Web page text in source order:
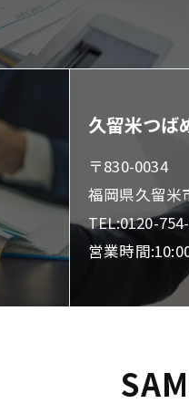
久留米つば
〒830-0034
福岡県久留米
TEL:0120-
営業時間